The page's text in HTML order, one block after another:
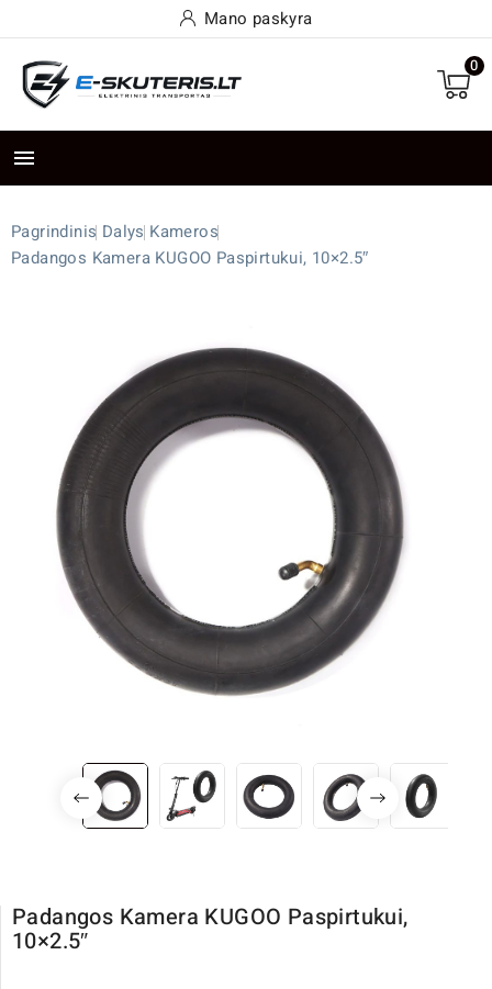
Mano paskyra
0

Pagrindinis Dalys Kameros
Padangos Kamera KUGOO Paspirtukui, 10×2.5″
Padangos Kamera KUGOO Paspirtukui,
10×2.5″